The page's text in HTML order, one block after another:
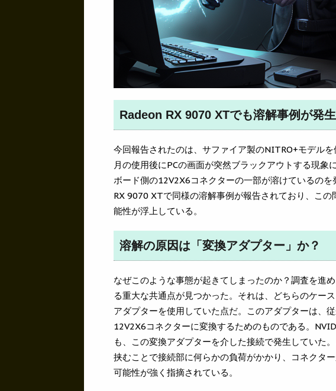
Radeon RX 9070 XTでも溶解事例が発生
今回報告されたのは、サファイア製のNITRO+モデル
月の使用後にPCの画面が突然ブラックアウトする現象
ボード側の12V2X6コネクターの一部が溶けているの
RX 9070 XTで同様の溶解事例が報告されており、こ
能性が浮上している。
溶解の原因は「変換アダプター」か？
なぜこのような事態が起きてしまったのか？調査を進
る重大な共通点が見つかった。それは、どちらのケー
アダプターを使用していた点だ。このアダプターは、
12V2X6コネクターに変換するためのものである。
も、この変換アダプターを介した接続で発生していた
挟むことで接続部に何らかの負荷がかかり、コネクタ
可能性が強く指摘されている。